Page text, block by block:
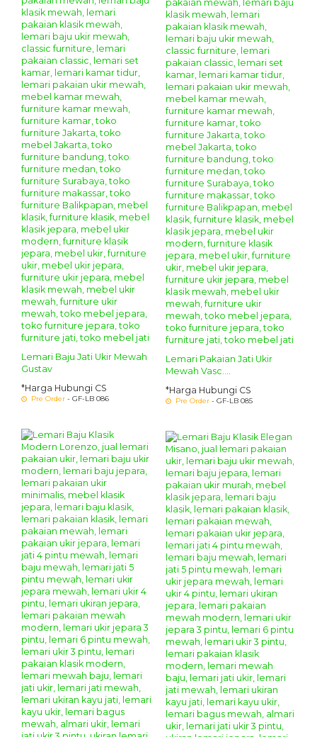
Lemari Baju Jati Ukir Mewah
Gustav
*Harga Hubungi CS
Pre Order - GF-LB 086
Lemari Pakaian Jati Ukir
Mewah Vasc....
*Harga Hubungi CS
Pre Order - GF-LB 085